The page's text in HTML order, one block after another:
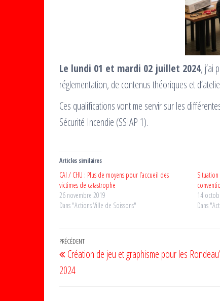
Le lundi 01 et mardi 02 juillet 2024, j’ai
réglementation, de contenus théoriques et
Ces qualifications vont me servir sur les
Sécurité Incendie (SSIAP 1).
Articles similaires
CAI / CHU : Plus de moyens pour l’accueil des
victimes de catastrophe
26 novembre 2019
Dans "Actions Ville de Soissons"
Situation
14
Dans
Navigation
de
l’article
Article
précédent
PRÉCÉDENT
Création de jeu et graphisme pour les
2024